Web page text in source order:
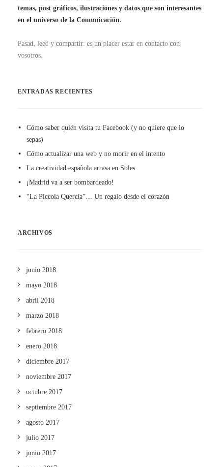
temas, post gráficos, ilustraciones y datos que son interesantes
en el universo de la Comunicación.
Pasad, leed y compartir: es un placer estar en contacto con
vosotros.
ENTRADAS RECIENTES
Cómo saber quién visita tu Facebook (y no quiere que lo
sepas)
Cómo actualizar una web y no morir en el intento
La creatividad española arrasa en Soles
¡Madrid va a ser bombardeado!
“La Piccola Quercia”… Un regalo desde el corazón
ARCHIVOS
junio 2018
mayo 2018
abril 2018
marzo 2018
febrero 2018
enero 2018
diciembre 2017
noviembre 2017
octubre 2017
septiembre 2017
agosto 2017
julio 2017
junio 2017